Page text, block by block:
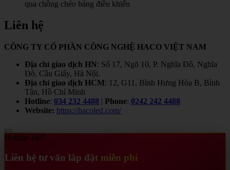
qua chồng chéo bảng điều khiển
Liên hệ
CÔNG TY CỔ PHẦN CÔNG NGHỆ HACO VIỆT NAM
Địa chỉ giao dịch HN: Số 17, Ngõ 10, P. Nghĩa Đô, Nghĩa
Đô, Cầu Giấy, Hà Nội.
Địa chỉ giao dịch HCM: 12, G11, Bình Hưng Hòa B, Bình
Tân, Hồ Chí Minh
Hotline: 034 232 4488 | Phone: 0242 242 4488
Website: https://hacoled.com/
Hotline 24/7
Liên hệ tư vấn lắp đặt miễn phí